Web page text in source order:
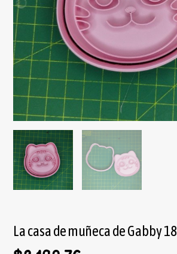
La casa de muñeca de Gabby 18